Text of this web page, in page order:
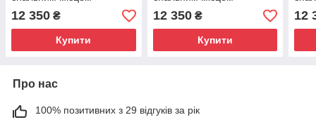
1800х550х800 мм
12 350 ₴
Купити
1800х550х850 мм
12 350₴
Купити
12
Про нас
100% позитивних з 29 відгуків за рік